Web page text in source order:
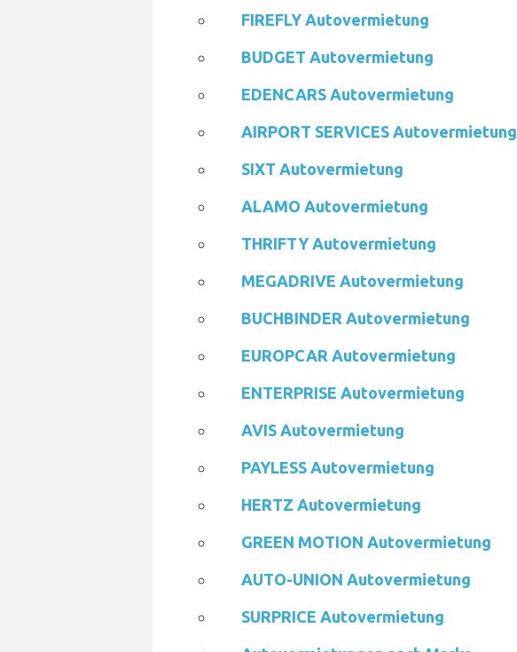
FIREFLY Autovermietung
BUDGET Autovermietung
EDENCARS Autovermietung
AIRPORT SERVICES Autovermietung
SIXT Autovermietung
ALAMO Autovermietung
THRIFTY Autovermietung
MEGADRIVE Autovermietung
BUCHBINDER Autovermietung
EUROPCAR Autovermietung
ENTERPRISE Autovermietung
AVIS Autovermietung
PAYLESS Autovermietung
HERTZ Autovermietung
GREEN MOTION Autovermietung
AUTO-UNION Autovermietung
SURPRICE Autovermietung